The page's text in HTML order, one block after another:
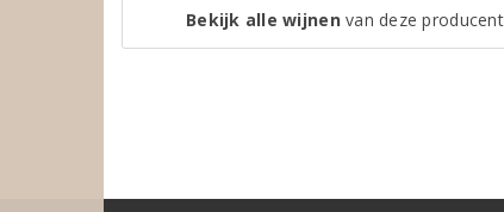
Bekijk alle wijnenvan deze producent